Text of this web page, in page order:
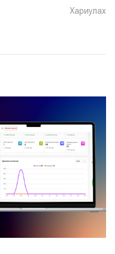
Хариулах